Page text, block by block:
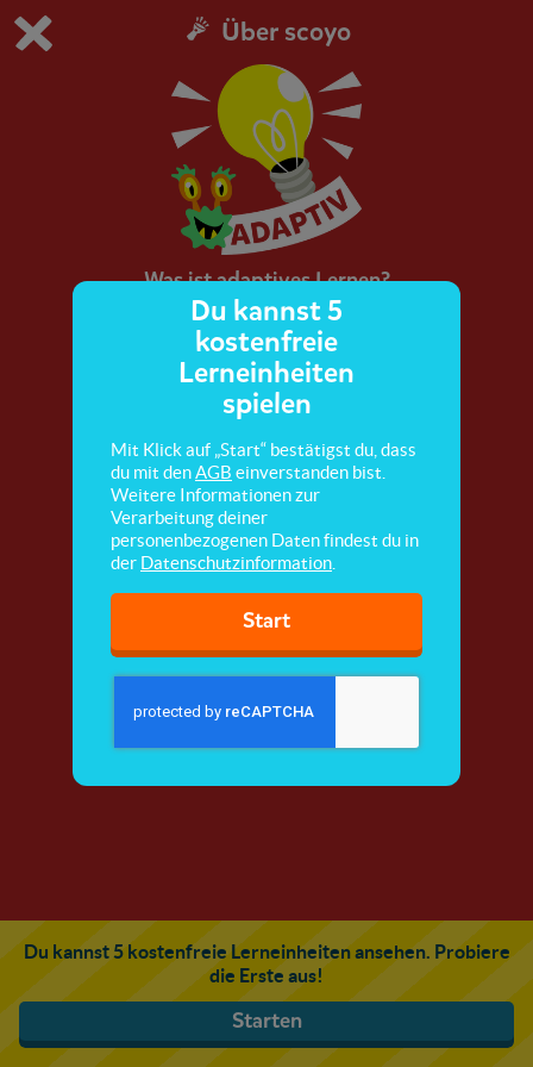
Du spielst die kostenfreie Testversion von scoyo.
Jetzt bestellen
1
Über scoyo
Was ist adaptives Lernen?
Erfahre mehr über die brandneuen adaptiven
Lerninhalte bei scoyo!
Du kannst 5 kostenfreie Lerneinheiten ansehen. Probiere
die Erste aus!
Starten
Du kannst 5
kostenfreie
Lerneinheiten
spielen
Mit Klick auf „Start“ bestätigst du, dass
du mit denAGB einverstanden bist.
Weitere Informationen zur
Verarbeitung deiner
personenbezogenen Daten findest du in
der Datenschutzinformation
Start